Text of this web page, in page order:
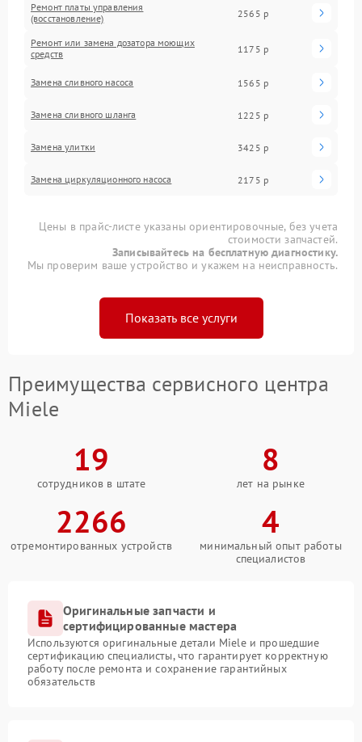
Ремонт платы управления
(восстановление)
2565 р
Ремонт или замена дозатора моющих
средств
1175 р
Замена сливного насоса 1565 р
Замена сливного шланга 1225 р
Замена улитки 3425 р
Замена циркуляционного насоса 2175 р
Цены в прайс-листе указаны ориентировочные, без учета
стоимости запчастей.
Записывайтесь на бесплатную диагностику.
Мы проверим ваше устройство и укажем на неисправность.
Показать все услуги
Преимущества сервисного центра
Miele
19
сотрудников в штате
8
лет на рынке
2266
отремонтированных устройств
4
минимальный опыт работы
специалистов
Оригинальные запчасти и
сертифицированные мастера
Используются оригинальные детали Miele и прошедшие
сертификацию специалисты, что гарантирует корректную
работу после ремонта и сохранение гарантийных
обязательств